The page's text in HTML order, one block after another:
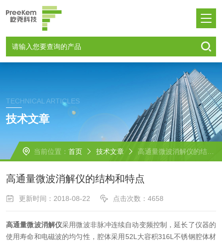
TECHNICAL ARTICLES
技术文章
当前位置： 首页 技术文章 高通量微波消解仪的结构和特点
高通量微波消解仪的结构和特点
更新时间：2018-08-22 点击次数：4658
高通量微波消解仪采用微波非脉冲连续自动变频控制，延长了仪器的
使用寿命和电磁波的均匀性，腔体采用52L大容积316L不锈钢腔体材